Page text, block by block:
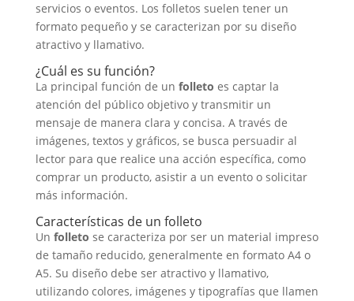
servicios o eventos. Los folletos suelen tener un
formato pequeño y se caracterizan por su diseño
atractivo y llamativo.
¿Cuál es su función?
La principal función de un folleto es captar la
atención del público objetivo y transmitir un
mensaje de manera clara y concisa. A través de
imágenes, textos y gráficos, se busca persuadir al
lector para que realice una acción específica, como
comprar un producto, asistir a un evento o solicitar
más información.
Características de un folleto
Un folleto se caracteriza por ser un material impreso
de tamaño reducido, generalmente en formato A4 o
A5. Su diseño debe ser atractivo y llamativo,
utilizando colores, imágenes y tipografías que llamen